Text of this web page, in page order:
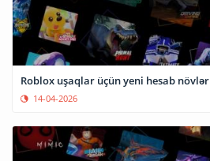
Roblox uşaqlar üçün yeni hesab
14-04-2026